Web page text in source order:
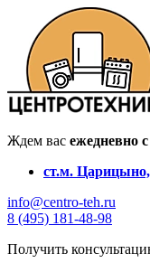
Ждем вас ежедневно
ст.м.
info@centro-teh.ru
8 (495) 181-48-98
Получить